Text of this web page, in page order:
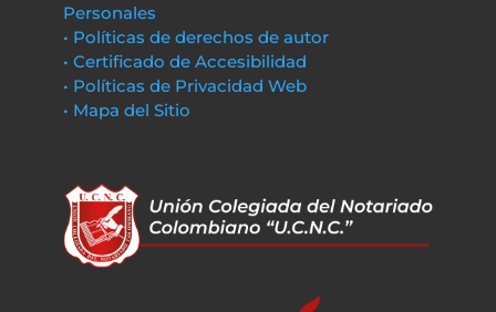
Personales
• Políticas de derechos de autor
• Certificado de Accesibilidad
• Políticas de Privacidad Web
• Mapa del Sitio